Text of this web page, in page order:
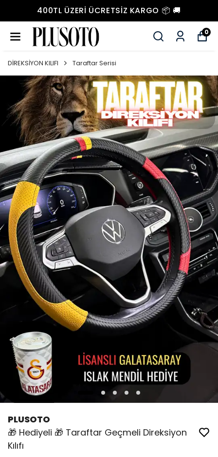
400TL ÜZERI ÜCRETSIZ KARGO 📦 🚚
0
DİREKSİYON KILIFI Taraftar Serisi
PLUSOTO
🎁 Hediyeli 🎁 Taraftar Geçmeli Direksiyon
Kılıfı